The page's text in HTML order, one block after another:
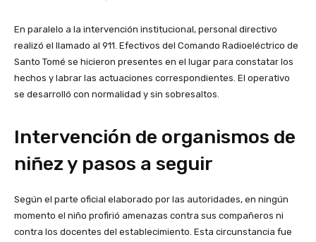
En paralelo a la intervención institucional, personal directivo
realizó el llamado al 911. Efectivos del Comando Radioeléctrico de
Santo Tomé se hicieron presentes en el lugar para constatar los
hechos y labrar las actuaciones correspondientes. El operativo
se desarrolló con normalidad y sin sobresaltos.
Intervención de organismos de
niñez y pasos a seguir
Según el parte oficial elaborado por las autoridades, en ningún
momento el niño profirió amenazas contra sus compañeros ni
contra los docentes del establecimiento. Esta circunstancia fue